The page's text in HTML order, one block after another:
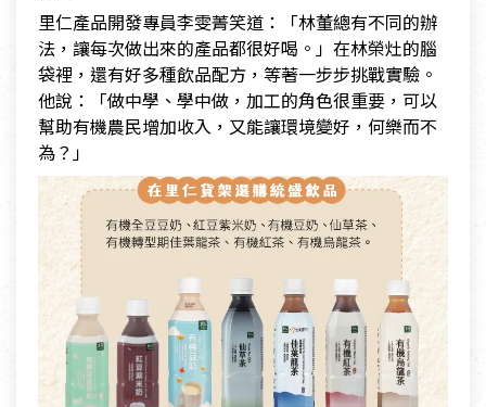
里仁產品開發專員李雯菁笑道：「林董總有不同的辦
法，讓每次做出來的產品都很好喝。」在林榮灶的腦
袋裡，還有好多種飲品配方，等著一步步挑戰實驗。
他說：「做中學、學中做，加工的角色很重要，可以
幫助有機農民增加收入，又能讓環境變好，何樂而不
為？」